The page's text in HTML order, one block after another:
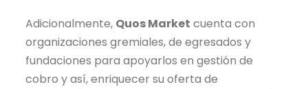
Adicionalmente, Quos Market cuenta con
organizaciones gremiales, de egresados y
fundaciones para apoyarlos en gestión de
cobro y así, enriquecer su oferta de